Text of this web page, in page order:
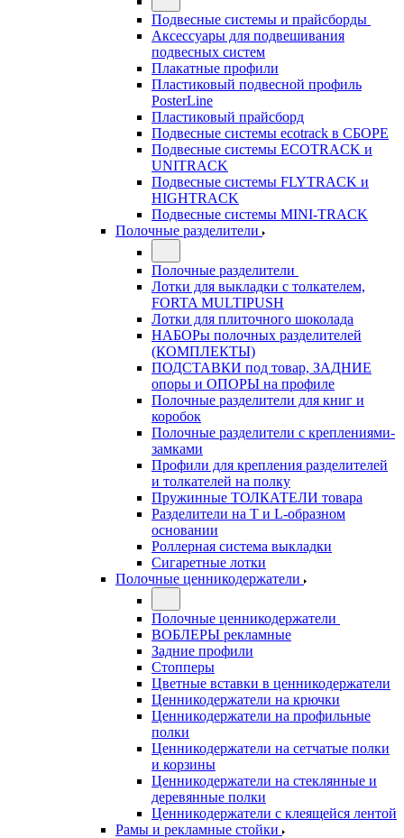
Подвесные системы и прайсборды
Аксессуары для подвешивания
подвесных систем
Плакатные профили
Пластиковый подвесной профиль
PosterLine
Пластиковый прайсборд
Подвесные системы ecotrack в СБОРЕ
Подвесные системы ECOTRACK и
UNITRACK
Подвесные системы FLYTRACK и
HIGHTRACK
Подвесные системы MINI-TRACK
Полочные разделители
Полочные разделители
Лотки для выкладки с толкателем,
FORTA MULTIPUSH
Лотки для плиточного шоколада
НАБОРы полочных разделителей
(КОМПЛЕКТЫ)
ПОДСТАВКИ под товар, ЗАДНИЕ
опоры и ОПОРЫ на профиле
Полочные разделители для книг и
коробок
Полочные разделители с креплениями-
замками
Профили для крепления разделителей
и толкателей на полку
Пружинные ТОЛКАТЕЛИ товара
Разделители на Т и L-образном
основании
Роллерная система выкладки
Сигаретные лотки
Полочные ценникодержатели
Полочные ценникодержатели
ВОБЛЕРЫ рекламные
Задние профили
Стопперы
Цветные вставки в ценникодержатели
Ценникодержатели на крючки
Ценникодержатели на профильные
полки
Ценникодержатели на сетчатые полки
и корзины
Ценникодержатели на стеклянные и
деревянные полки
Ценникодержатели с клеящейся лентой
Рамы и рекламные стойки